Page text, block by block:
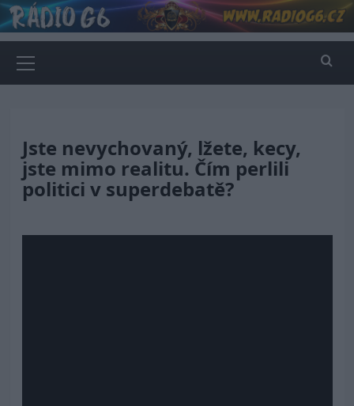
Skip
to
content
Menu
Jste nevychovaný, lžete, kecy,
jste mimo realitu. Čím perlili
politici v superdebatě?